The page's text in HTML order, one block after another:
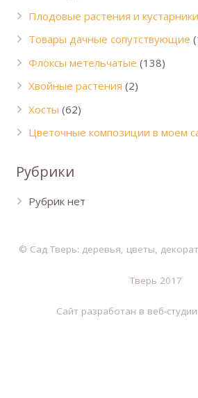
Плодовые растения и кустарники
Товары дачные сопутствующие
Флоксы метельчатые (138)
Хвойные растения (2)
Хосты (62)
Цветочные композиции в моем
Рубрики
Рубрик нет
© Сад Тверь: деревья, цветы,
Тверь 2017
Сайт разработан в веб-студии: